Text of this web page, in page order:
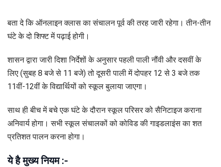
बता दे कि ऑनलाइन क्लास का संचालन पूर्व की तरह जारी रहेगा। तीन-तीन
घंटे के दो शिफ्ट में पढ़ाई होगी।
शासन द्वारा जारी दिशा निर्देशों के अनुसार पहली पाली नौंवी और दसवीं के
लिए (सुबह 8 बजे से 11 बजे) तो दूसरी पाली में दोपहर 12 से 3 बजे तक
11वीं-12वीं के विद्यार्थियों को स्कूल बुलाया जाएगा।
साथ ही बीच में बचे एक घंटे के दौरान स्कूल परिसर को सैनिटाइज कराना
अनिवार्य होगा। सभी स्कूल संचालकों को कोविड की गाइडलाइंस का शत
प्रतिशत पालन करना होगा।
ये है मुख्य नियम :-